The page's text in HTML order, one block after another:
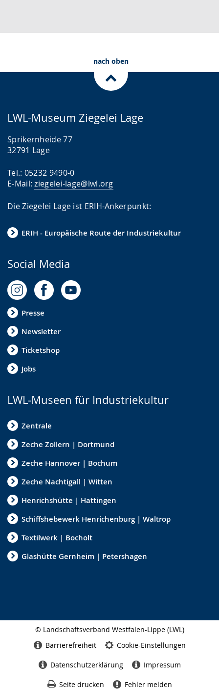
.
p
w
i
r
a
g
z
i
t
nach oben
LWL-Museum Ziegelei Lage
Sprikernheide 77
32791 Lage
Tel.: 05232 9490-0
E-Mail:ziegelei-lage@lwl.org
Die Ziegelei Lage ist ERIH-Ankerpunkt:
ERIH - Europäische Route der Industriekultur
Social Media
Presse
Newsletter
Ticketshop
Jobs
LWL-Museen für Industriekultur
Zentrale
Zeche Zollern | Dortmund
Zeche Hannover | Bochum
Zeche Nachtigall | Witten
Henrichshütte | Hattingen
Schiffshebewerk Henrichenburg | Waltrop
Textilwerk | Bocholt
Glashütte Gernheim | Petershagen
© Landschaftsverband Westfalen-Lippe (LWL)
Barrierefreiheit Cookie-Einstellungen
Datenschutzerklärung Impressum
Seite drucken Fehler melden